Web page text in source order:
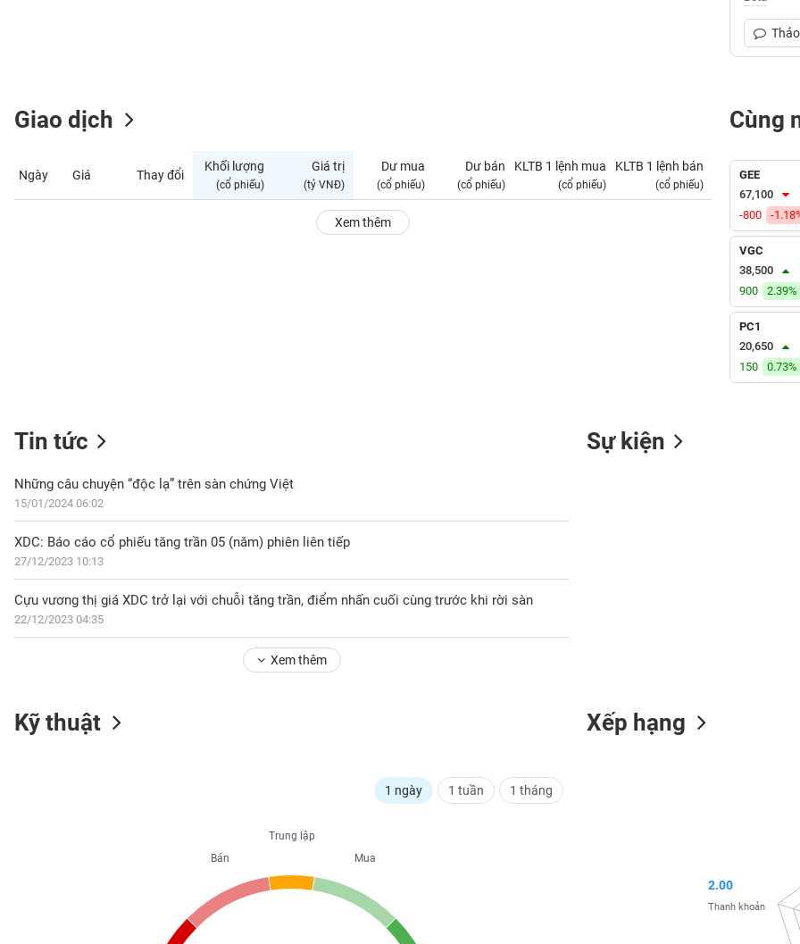
Giao dịch
Ngày Giá Thay đổi
Khối lượng
(cổ phiếu)
Giá trị
(tỷ VNĐ)
Dư mua
(cổ phiếu)
Dư bán
(cổ phiếu)
KLTB 1 lệnh mua
(cổ phiếu)
KLTB 1 lệnh bán
(cổ phiếu)
Xem thêm
Cùng
GEE
67,100
-800
-
VGC
38,500
900
2.39%
PC1
20,650
150
0.73%
Tin tức
Những câu chuyện “độc lạ” trên sàn chứng Việt
15/01/2024 06:02
XDC: Báo cáo cổ phiếu tăng trần 05 (năm) phiên liên tiếp
27/12/2023 10:13
Cựu vương thị giá XDC trở lại với chuỗi tăng trần, điểm nhấn cuối cùng trước khi rời sàn
22/12/2023 04:35
Xem thêm
Sự kiện
Kỹ thuật
1 ngày 1 tuần 1 tháng
Trung lập
Mua
Bán
Xếp hạng
2.00
Thanh khoản
CÁ
NHÂN
DOANH
NGHIỆP
CỔ
SINH